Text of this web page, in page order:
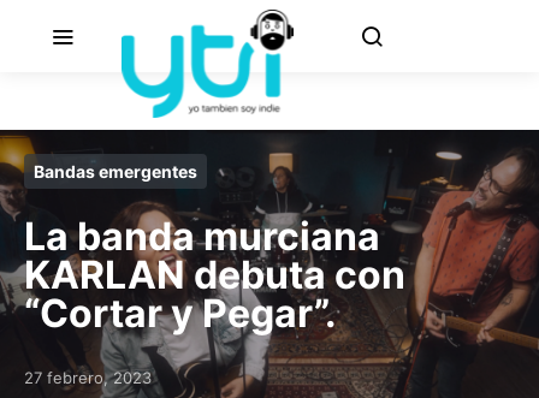
Bandas emergentes
La banda murciana
KARLAN debuta con
“Cortar y Pegar”.
Posted on
27 febrero, 2023